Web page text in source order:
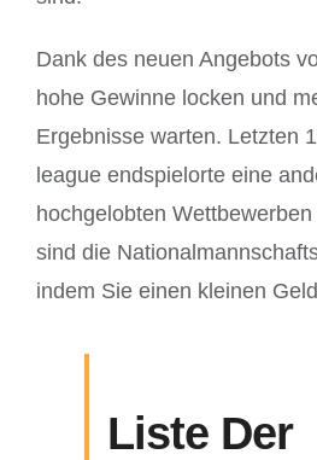
Dank des neuen Angebots
hohe Gewinne locken und
Ergebnisse warten. Letzten
league endspielorte eine
hochgelobten
sind die
indem Sie einen kleinen
Liste Der